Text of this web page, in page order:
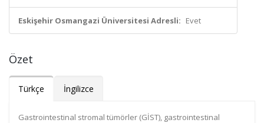
Eskişehir Osmangazi Üniversitesi Adresli: Evet
Özet
Türkçe İngilizce
Gastrointestinal stromal tümörler (GİST), gastrointestinal